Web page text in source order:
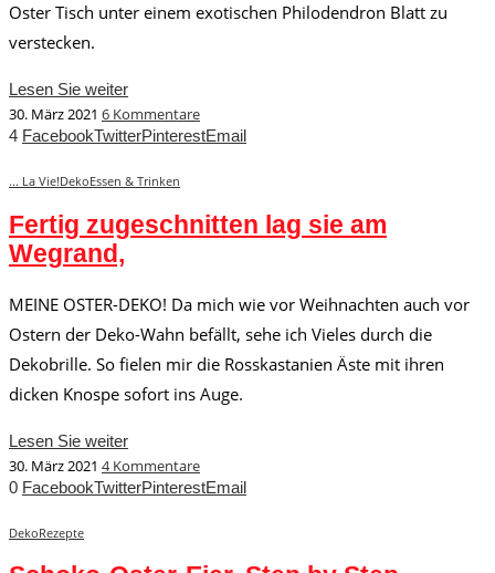
Oster Tisch unter einem exotischen Philodendron Blatt zu
verstecken.
Lesen Sie weiter
30. März 2021 6 Kommentare
4 FacebookTwitterPinterestEmail
... La Vie!DekoEssen & Trinken
Fertig zugeschnitten lag sie am
Wegrand,
MEINE OSTER-DEKO! Da mich wie vor Weihnachten auch vor
Ostern der Deko-Wahn befällt, sehe ich Vieles durch die
Dekobrille. So fielen mir die Rosskastanien Äste mit ihren
dicken Knospe sofort ins Auge.
Lesen Sie weiter
30. März 2021 4 Kommentare
0 FacebookTwitterPinterestEmail
DekoRezepte